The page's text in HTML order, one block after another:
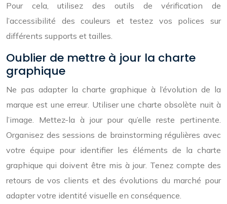
Pour cela, utilisez des outils de vérification de
l’accessibilité des couleurs et testez vos polices sur
différents supports et tailles.
Oublier de mettre à jour la charte
graphique
Ne pas adapter la charte graphique à l’évolution de la
marque est une erreur. Utiliser une charte obsolète nuit à
l’image. Mettez-la à jour pour qu’elle reste pertinente.
Organisez des sessions de brainstorming régulières avec
votre équipe pour identifier les éléments de la charte
graphique qui doivent être mis à jour. Tenez compte des
retours de vos clients et des évolutions du marché pour
adapter votre identité visuelle en conséquence.